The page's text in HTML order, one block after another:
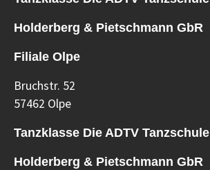
Holderberg & Pietschmann GbR
Filiale Olpe
Bruchstr. 52
57462 Olpe
Tanzklasse Die ADTV Tanzschule
Holderberg & Pietschmann GbR